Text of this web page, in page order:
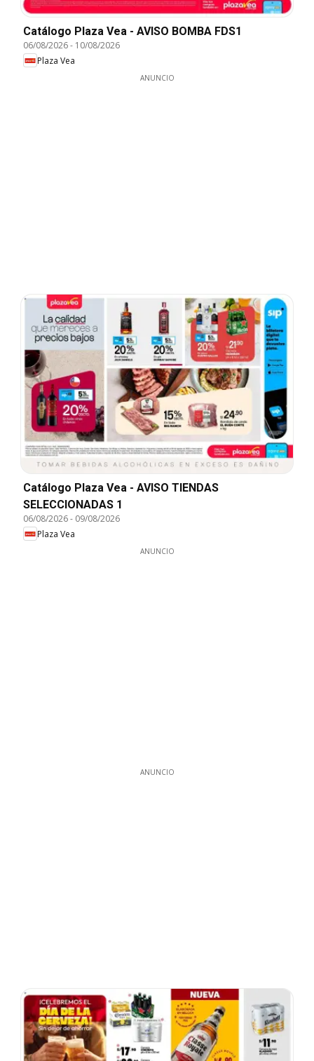
Catálogo Plaza Vea - AVISO BOMBA FDS1
06/08/2026- 10/08/2026
Plaza Vea
ANUNCIO
Catálogo Plaza Vea - AVISO TIENDAS
SELECCIONADAS 1
06/08/2026- 09/08/2026
Plaza Vea
ANUNCIO
ANUNCIO